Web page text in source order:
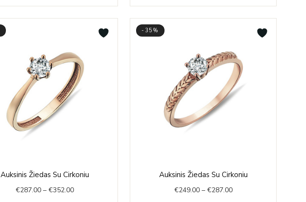
through
€328.00
through
€336.00
Auksinis Žiedas Su Cirkoniu
€287.00 – €352.00
range:
€287.00
-35%
Auksinis Žiedas Su Cirkoniu
€249.00 – €287.00
range:
€249.00